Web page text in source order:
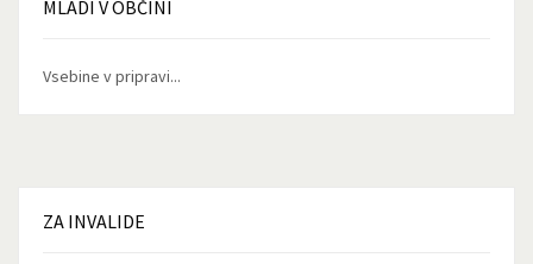
MLADI V OBČINI
Vsebine v pripravi...
ZA INVALIDE